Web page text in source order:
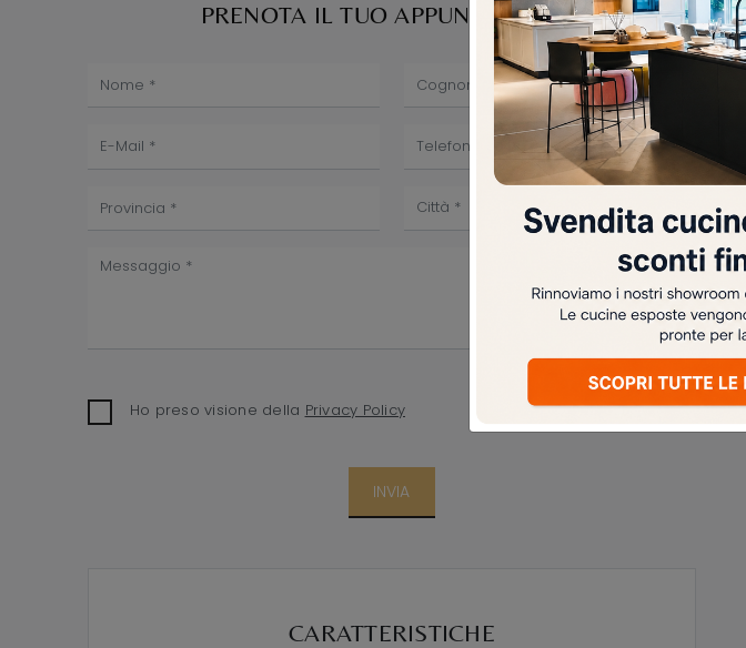
PRENOTA IL TUO APPUNTAMENTO
Ho preso visione della Privacy Policy
INVIA
CARATTERISTICHE